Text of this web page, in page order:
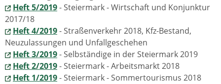
Heft 5/2019- Steiermark - Wirtschaft und Konjunktur
2017/18
Heft 4/2019- Straßenverkehr 2018, Kfz-Bestand,
Neuzulassungen und Unfallgeschehen
Heft 3/2019- Selbständige in der Steiermark 2019
Heft 2/2019- Steiermark - Arbeitsmarkt 2018
Heft 1/2019- Steiermark - Sommertourismus 2018